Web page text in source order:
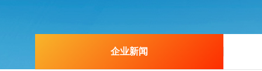
企业新闻